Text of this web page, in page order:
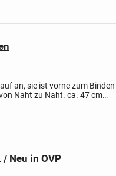
an, sie ist vorne zum Binden
Naht zu Naht. ca. 47 cm
Neu in OVP